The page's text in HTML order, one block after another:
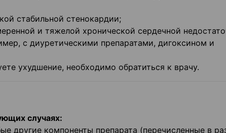
стабильной стенокардии;
и тяжелой хронической сердечной
с диуретическими препаратами, дигоксином и
ухудшение, необходимо обратиться к врачу.
случаях:
другие компоненты препарата (перечисленные в